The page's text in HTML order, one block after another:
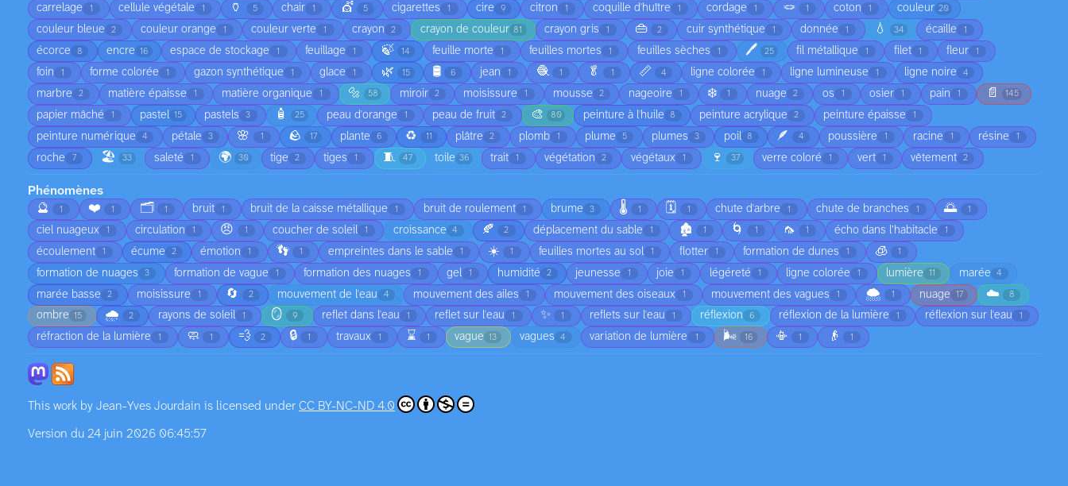
carrelage 1 cellule végétale 1 🏺 5 chair 1 💇 5 cigarettes 1 cire 9 citron 1 coquille d'huître 1 cordage 1 🪢 1 coton 1 couleur 20
couleur bleue 2 couleur orange 1 couleur verte 1 crayon 2 crayon de couleur 81 crayon gris 1 👜 2 cuir synthétique 1 donnée 1 💧 34 écaille 1
écorce 8 encre 16 espace de stockage 1 feuillage 1 🍃 14 feuille morte 1 feuilles mortes 1 feuilles sèches 1 🖊️ 25 fil métallique 1 filet 1 fleur 1
foin 1 forme colorée 1 gazon synthétique 1 glace 1 🌿 15 🛢️ 6 jean 1 🧶 1 🥬 1 📏 4 ligne colorée 1 ligne lumineuse 1 ligne noire 4
marbre 2 matière épaisse 1 matière organique 1 🔩 58 miroir 2 moisissure 1 mousse 2 nageoire 1 ❄️ 1 nuage 2 os 1 osier 1 pain 1 📄 145
papier mâché 1 pastel 15 pastels 3 🧴 25 peau d'orange 1 peau de fruit 2 🎨 80 peinture à l'huile 8 peinture acrylique 2 peinture épaisse 1
peinture numérique 4 pétale 3 🌸 1 🪨 17 plante 6 ♻️ 11 plâtre 2 plomb 1 plume 5 plumes 3 poil 8 🪶 4 poussière 1 racine 1 résine 1
roche 7 🏖️ 33 saleté 1 🌍 30 tige 2 tiges 1 🧵 47 toile 36 trait 1 végétation 2 végétaux 1 🍷 37 verre coloré 1 vert 1 vêtement 2
Phénomènes
🔮
1 ❤️ 1 🗂️ 1 bruit 1 bruit de la caisse métallique 1 bruit de roulement 1 brume 3 🌡️ 1 🗓️ 1 chute d'arbre 1 chute de branches 1 🌅 1
ciel nuageux 1 circulation 1 😠 1 coucher de soleil 1 croissance 4 🍂 2 déplacement du sable 1 🏚️ 1 🌀 1 🦟 1 écho dans l’habitacle 1
écoulement 1 écume 2 émotion 1 👣 1 empreintes dans le sable 1 ☀️ 1 feuilles mortes au sol 1 flotter 1 formation de dunes 1 🧊 1
formation de nuages 3 formation de vague 1 formation des nuages 1 gel 1 humidité 2 jeunesse 1 joie 1 légéreté 1 ligne colorée 1 lumière 11 marée 4
marée basse 2 moisissure 1 🔄 2 mouvement de l'eau 4 mouvement des ailes 1 mouvement des oiseaux 1 mouvement des vagues 1 🌨️ 1 nuage 17 ☁️ 8
ombre 15 🌧️ 2 rayons de soleil 1 🪞 9 reflet dans l'eau 1 reflet sur l'eau 1 ✨ 1 reflets sur l'eau 1 réflexion 6 réflexion de la lumière 1 réflexion sur l'eau 1
réfraction de la lumière 1 🧼 1 💨 2 🔒 1 travaux 1 ⌛ 1 vague 13 vagues 4 variation de lumière 1 🌬️ 16 📳 1 👴 1
This work by Jean-Yves Jourdain is licensed under CC BY-NC-ND 4.0
Version du 24 juin 2026 06:45:57